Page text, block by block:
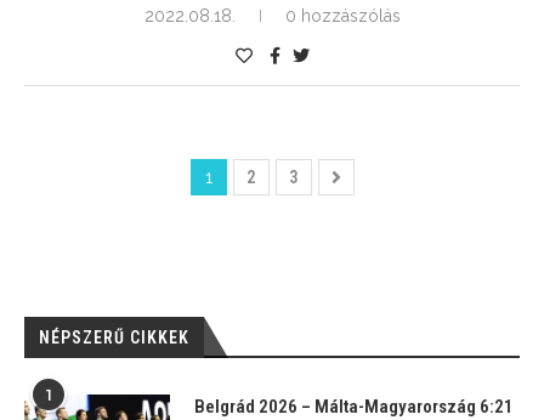
2022.08.18. 0 hozzászólás
1 2 3
NÉPSZERŰ CIKKEK
1
Belgrád 2026 – Málta-Magyarország 6:21